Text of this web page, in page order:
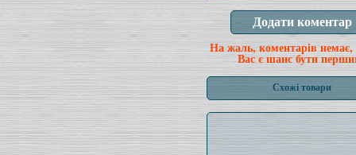
На жаль, коментарів немає,
Вас є шанс бути
Схожі товари